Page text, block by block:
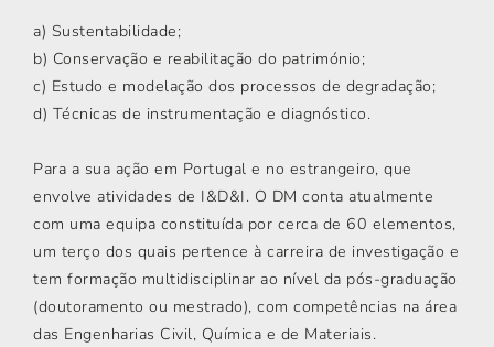
a) Sustentabilidade;
b) Conservação e reabilitação do património;
c) Estudo e modelação dos processos de degradação;
d) Técnicas de instrumentação e diagnóstico.
Para a sua ação em Portugal e no estrangeiro, que
envolve atividades de I&D&I. O DM conta atualmente
com uma equipa constituída por cerca de 60 elementos,
um terço dos quais pertence à carreira de investigação e
tem formação multidisciplinar ao nível da pós-graduação
(doutoramento ou mestrado), com competências na área
das Engenharias Civil, Química e de Materiais.